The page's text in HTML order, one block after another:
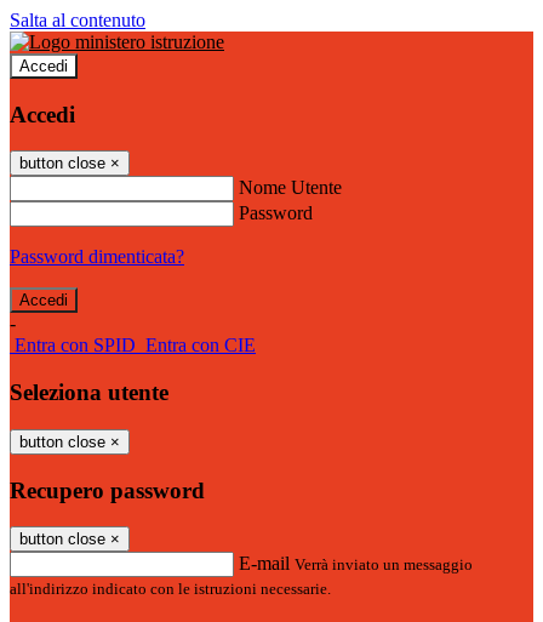
Salta al contenuto
Accedi
Accedi
button close ×
Nome Utente
Password
Password dimenticata?
-
Entra con SPID Entra con CIE
Seleziona utente
button close ×
Recupero password
button close ×
E-mail Verrà inviato un messaggio
all'indirizzo indicato con le istruzioni necessarie.